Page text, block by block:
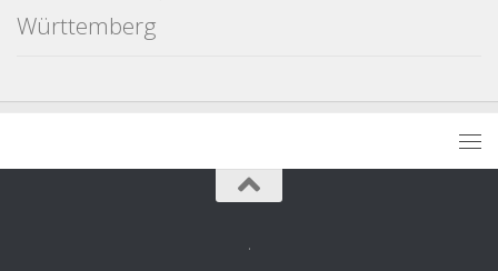
Württemberg
.